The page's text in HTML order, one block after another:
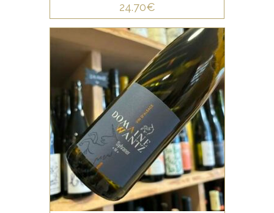
24.70€
ALSACE
Le Sylvaner est le cépage
typique de ce village, sur ce
terroir, il donne des vins fins,
rafraichissants, où la
minéralité s’exprime dès les
premières cuvées.
AJOUTER AU PANIER